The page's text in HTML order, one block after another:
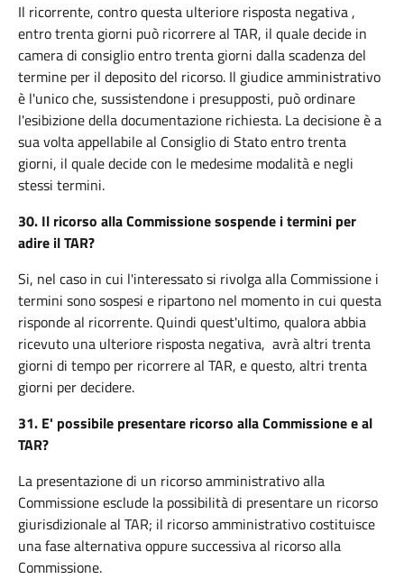
Il ricorrente, contro questa ulteriore risposta negativa ,
entro trenta giorni può ricorrere al TAR, il quale decide in
camera di consiglio entro trenta giorni dalla scadenza del
termine per il deposito del ricorso. Il giudice amministrativo
è l'unico che, sussistendone i presupposti, può ordinare
l'esibizione della documentazione richiesta. La decisione è a
sua volta appellabile al Consiglio di Stato entro trenta
giorni, il quale decide con le medesime modalità e negli
stessi termini.
30. Il ricorso alla Commissione sospende i termini per
adire il TAR?
Si, nel caso in cui l'interessato si rivolga alla Commissione i
termini sono sospesi e ripartono nel momento in cui questa
risponde al ricorrente. Quindi quest'ultimo, qualora abbia
ricevuto una ulteriore risposta negativa, avrà altri trenta
giorni di tempo per ricorrere al TAR, e questo, altri trenta
giorni per decidere.
31. E' possibile presentare ricorso alla Commissione e al
TAR?
La presentazione di un ricorso amministrativo alla
Commissione esclude la possibilità di presentare un ricorso
giurisdizionale al TAR; il ricorso amministrativo costituisce
una fase alternativa oppure successiva al ricorso alla
Commissione.